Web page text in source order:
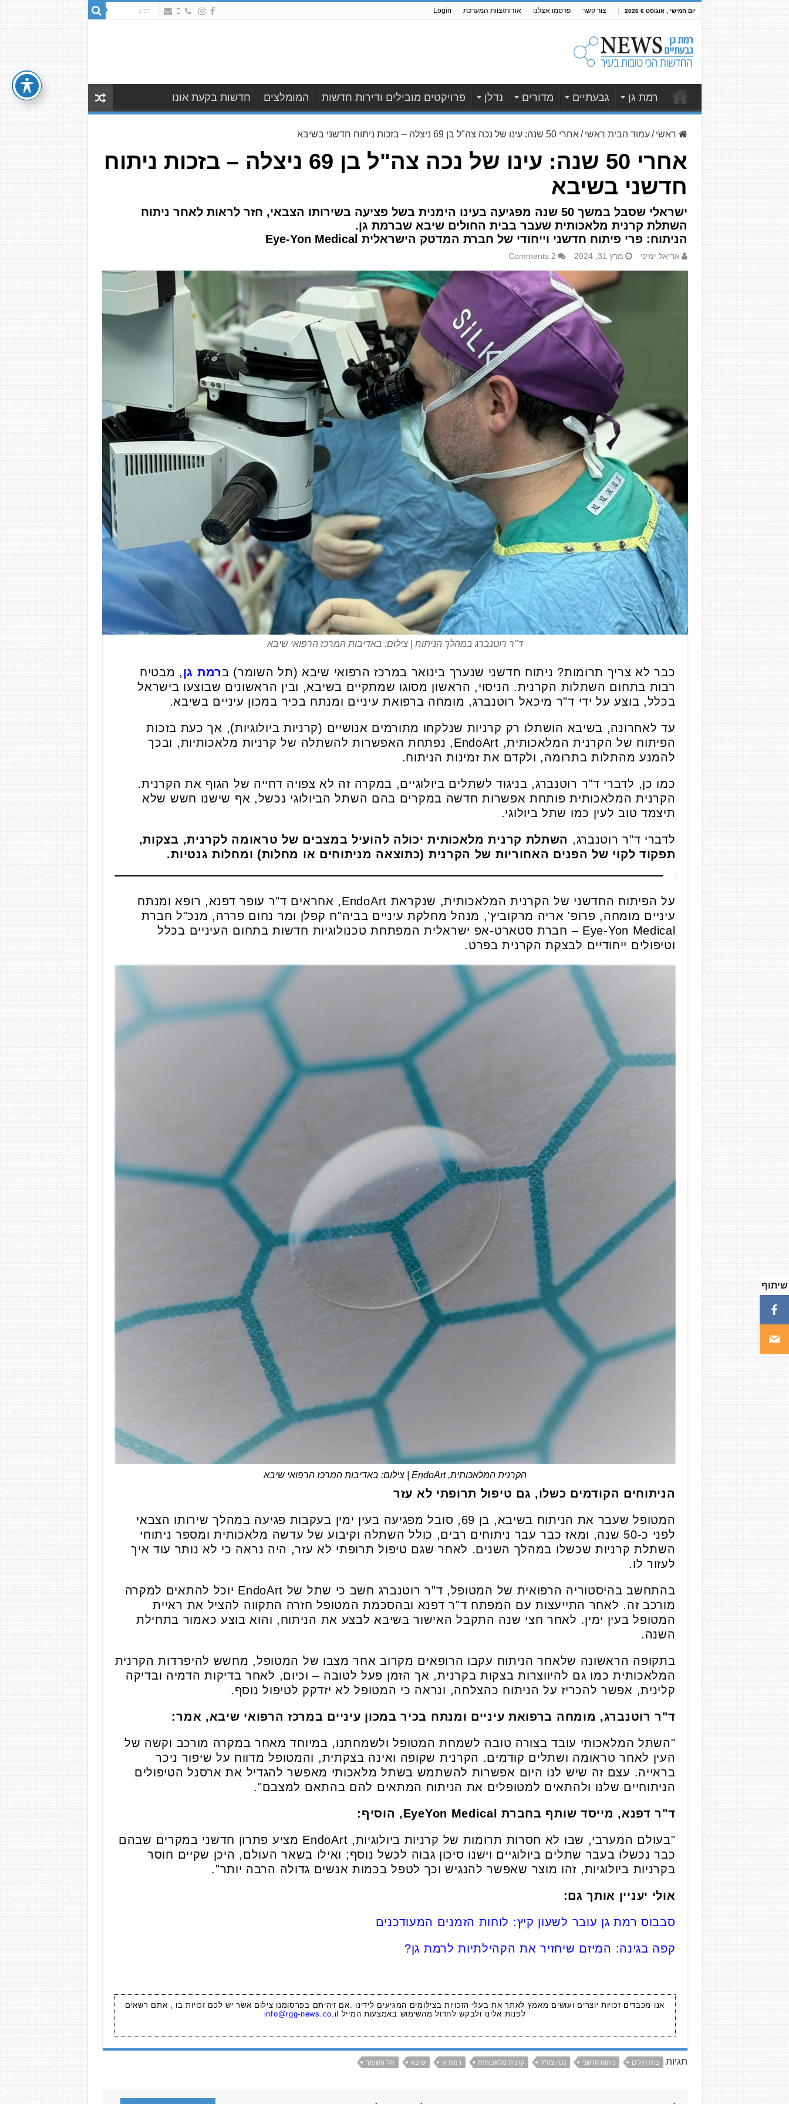
יום חמישי , אוגוסט 6 2026 צור קשר פרסמו אצלנו אודות/צוות המערכת Login
רמת גן גבעתיים מדורים נדלן פרויקטים מובילים ודירות חדשות המומלצים חדשות בקעת אונו
ראשי / עמוד הבית ראשי / אחרי 50 שנה: עינו של נכה צה"ל בן 69 ניצלה – בזכות ניתוח חדשני בשיבא
אחרי 50 שנה: עינו של נכה צה"ל בן 69 ניצלה – בזכות ניתוח
חדשני בשיבא
ישראלי שסבל במשך 50 שנה מפגיעה בעינו הימנית בשל פציעה בשירותו הצבאי, חזר לראות לאחר ניתוח
השתלת קרנית מלאכותית שעבר בבית החולים שיבא שברמת גן.
הניתוח: פרי פיתוח חדשני וייחודי של חברת המדטק הישראלית Eye-Yon Medical
אריאל ימיני מרץ 31, 2024 2 Comments
ד"ר רוטנברג במהלך הניתוח | צילום: באדיבות המרכז הרפואי שיבא
כבר לא צריך תרומות? ניתוח חדשני שנערך בינואר במרכז הרפואי שיבא (תל השומר) ברמת גן, מבטיח
רבות בתחום השתלות הקרנית. הניסוי, הראשון מסוגו שמתקיים בשיבא, ובין הראשונים שבוצעו בישראל
בכלל, בוצע על ידי ד"ר מיכאל רוטנברג, מומחה ברפואת עיניים ומנתח בכיר במכון עיניים בשיבא.
עד לאחרונה, בשיבא הושתלו רק קרניות שנלקחו מתורמים אנושיים (קרניות ביולוגיות), אך כעת בזכות
הפיתוח של הקרנית המלאכותית, EndoArt, נפתחת האפשרות להשתלה של קרניות מלאכותיות, ובכך
להמנע מהתלות בתרומה, ולקדם את זמינות הניתוח.
כמו כן, לדברי ד"ר רוטנברג, בניגוד לשתלים ביולוגיים, במקרה זה לא צפויה דחייה של הגוף את הקרנית.
הקרנית המלאכותית פותחת אפשרות חדשה במקרים בהם השתל הביולוגי נכשל, אף שישנו חשש שלא
תיצמד טוב לעין כמו שתל ביולוגי.
לדברי ד"ר רוטנברג, השתלת קרנית מלאכותית יכולה להועיל במצבים של טראומה לקרנית, בצקות,
תפקוד לקוי של הפנים האחוריות של הקרנית (כתוצאה מניתוחים או מחלות) ומחלות גנטיות.
על הפיתוח החדשני של הקרנית המלאכותית, שנקראת EndoArt, אחראים ד"ר עופר דפנא, רופא ומנתח
עיניים מומחה, פרופ' אריה מרקוביץ', מנהל מחלקת עיניים בביה"ח קפלן ומר נחום פררה, מנכ"ל חברת
Eye-Yon Medical – חברת סטארט-אפ ישראלית המפתחת טכנולוגיות חדשות בתחום העיניים בכלל
וטיפולים ייחודיים לבצקת הקרנית בפרט.
הקרנית המלאכותית, EndoArt | צילום: באדיבות המרכז הרפואי שיבא
הניתוחים הקודמים כשלו, גם טיפול תרופתי לא עזר
המטופל שעבר את הניתוח בשיבא, בן 69, סובל מפגיעה בעין ימין בעקבות פגיעה במהלך שירותו הצבאי
לפני כ-50 שנה, ומאז כבר עבר ניתוחים רבים, כולל השתלה וקיבוע של עדשה מלאכותית ומספר ניתוחי
השתלת קרניות שכשלו במהלך השנים. לאחר שגם טיפול תרופתי לא עזר, היה נראה כי לא נותר עוד איך
לעזור לו.
בהתחשב בהיסטוריה הרפואית של המטופל, ד"ר רוטנברג חשב כי שתל של EndoArt יוכל להתאים למקרה
מורכב זה. לאחר התייעצות עם המפתח ד"ר דפנא ובהסכמת המטופל חזרה התקווה להציל את ראיית
המטופל בעין ימין. לאחר חצי שנה התקבל האישור בשיבא לבצע את הניתוח, והוא בוצע כאמור בתחילת
השנה.
בתקופה הראשונה שלאחר הניתוח עקבו הרופאים מקרוב אחר מצבו של המטופל, מחשש להיפרדות הקרנית
המלאכותית כמו גם להיווצרות בצקות בקרנית, אך הזמן פעל לטובה – וכיום, לאחר בדיקות הדמיה ובדיקה
קלינית, אפשר להכריז על הניתוח כהצלחה, ונראה כי המטופל לא יזדקק לטיפול נוסף.
ד"ר רוטנברג, מומחה ברפואת עיניים ומנתח בכיר במכון עיניים במרכז הרפואי שיבא, אמר:
"השתל המלאכותי עובד בצורה טובה לשמחת המטופל ולשמחתנו, במיוחד מאחר במקרה מורכב וקשה של
העין לאחר טראומה ושתלים קודמים. הקרנית שקופה ואינה בצקתית, והמטופל מדווח על שיפור ניכר
בראייה. עצם זה שיש לנו היום אפשרות להשתמש בשתל מלאכותי מאפשר להגדיל את ארסנל הטיפולים
הניתוחיים שלנו ולהתאים למטופלים את הניתוח המתאים להם בהתאם למצבם".
ד"ר דפנא, מייסד שותף בחברת EyeYon Medical, הוסיף :
"בעולם המערבי, שבו לא חסרות תרומות של קרניות ביולוגיות, EndoArt מציע פתרון חדשני במקרים שבהם
כבר נכשלו בעבר שתלים ביולוגיים וישנו סיכון גבוה לכשל נוסף; ואילו בשאר העולם, היכן שקיים חוסר
בקרניות ביולוגיות, זהו מוצר שאפשר להנגיש וכך לטפל בכמות אנשים גדולה הרבה יותר".
אולי יעניין אותך גם:
סבבוס רמת גן עובר לשעון קיץ: לוחות הזמנים המעודכנים
קפה בגינה: המיזם שיחזיר את הקהילתיות לרמת גן?
אנו מכבדים זכויות יוצרים ועושים מאמץ לאתר את בעלי הזכויות בצילומים המגיעים לידינו .אם זיהיתם בפרסומנו צילום אשר יש לכם זכויות בו , אתם רשאים
לפנות אלינו ולבקש לחדול מהשימוש באמצעות המייל info@rgg-news.co.il
תגיות בית חולים ניתוח חדשני נכה צה"ל קרנית מלאכותית רמת גן שיבא תל השומר
שיתוף